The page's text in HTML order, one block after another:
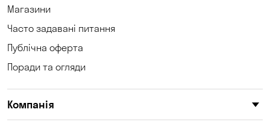
Магазини
Часто задавані питання
Публічна оферта
Поради та огляди
Компанія